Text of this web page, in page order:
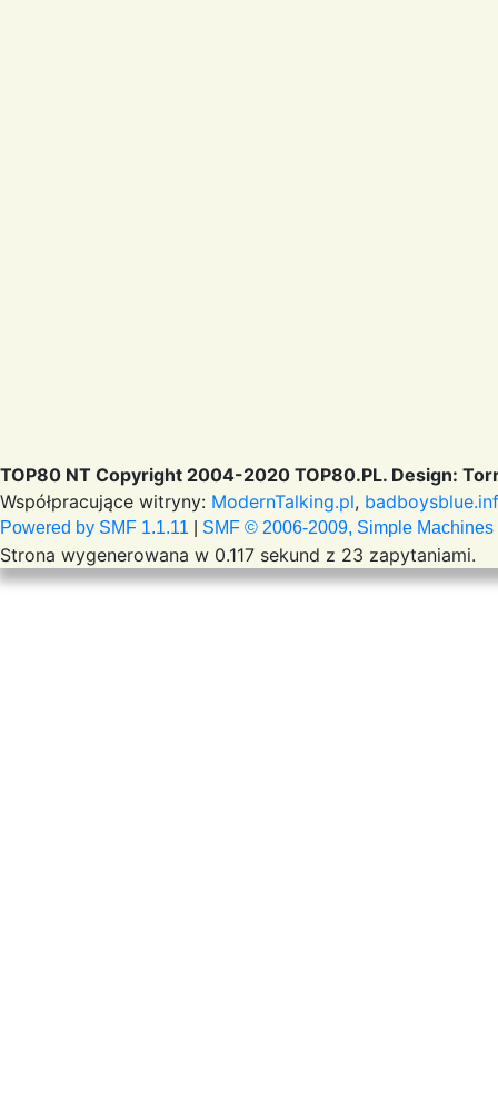
TOP80 NT Copyright 2004-2020 TOP80.PL. Design:
Współpracujące witryny: ModernTalking.pl,
Powered by SMF 1.1.11 SMF © 2006-2009, Simple Machines
Strona wygenerowana w 0.117 sekund z 23 zapytaniami.